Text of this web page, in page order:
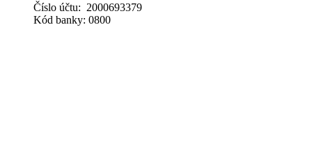
Číslo účtu: 2000693379
Kód banky: 0800